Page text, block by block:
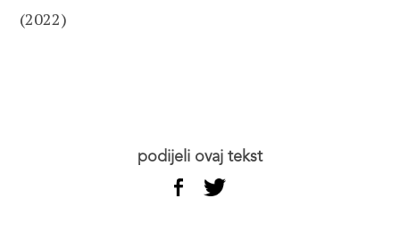
(2022)
podijeli ovaj tekst